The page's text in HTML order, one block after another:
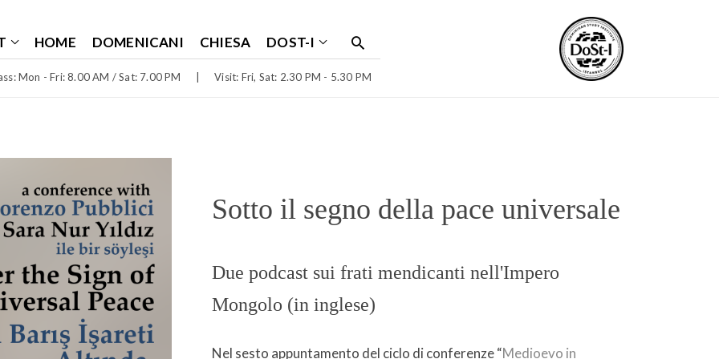
Mon - Fri: 8.00 AM / Sat: 7.00 PM Visit: Fri, Sat: 2.30 PM - 5.30 PM
HOME DOMENICANI CHIESA DOST-I
Sotto il segno della pace universale
Due podcast sui frati mendicanti nell'Impero
Mongolo (in inglese)
Nel sesto appuntamento del ciclo di conferenze “Medioevo in